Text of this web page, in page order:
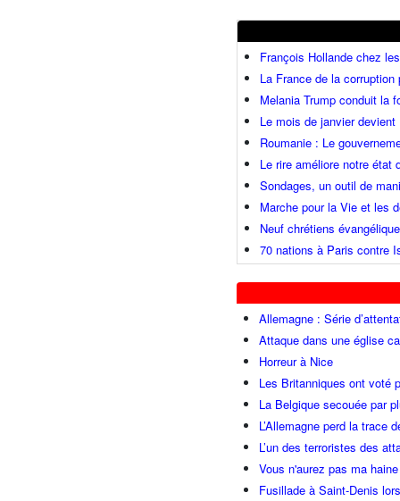
François Hollande chez
La France de la
Melania Trump conduit la
Le mois de janvier
Roumanie : Le
Le rire améliore notre état
Sondages, un outil de
Marche pour la Vie et les
Neuf chrétiens
70 nations à Paris contre
Allemagne : Série
Attaque dans une église
Horreur à Nice
Les Britanniques ont voté
La Belgique secouée par
L’Allemagne perd la trace
L’un des terroristes des
Vous n'aurez pas ma haine
Fusillade à Saint-Denis